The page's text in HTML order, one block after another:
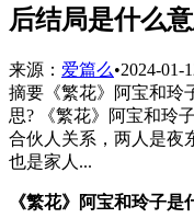
后结局是什么
来源： 爱篇么•2024-01-
摘要 《繁花》阿宝和
思? 《繁花》阿宝和玲
合伙人关系，两人是夜
也是家人...
《繁花》阿宝和玲子